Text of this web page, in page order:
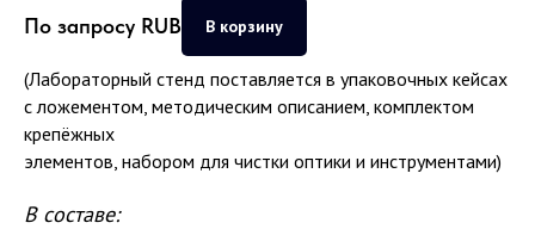
По запросу RUB В корзину
(Лабораторный стенд поставляется в упаковочных кейсах
с ложементом, методическим описанием, комплектом
крепёжных
элементов, набором для чистки оптики и инструментами)
В составе: